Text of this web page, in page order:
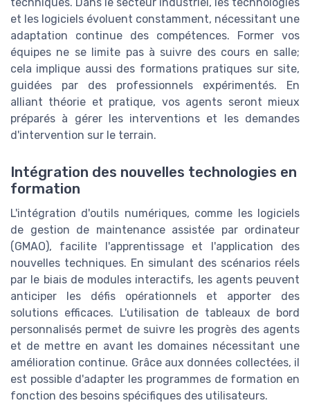
et les logiciels évoluent constamment, nécessitant une
adaptation continue des compétences. Former vos
équipes ne se limite pas à suivre des cours en salle;
cela implique aussi des formations pratiques sur site,
guidées par des professionnels expérimentés. En
alliant théorie et pratique, vos agents seront mieux
préparés à gérer les interventions et les demandes
d'intervention sur le terrain.
Intégration des nouvelles technologies en
formation
L'intégration d'outils numériques, comme les logiciels
de gestion de maintenance assistée par ordinateur
(GMAO), facilite l'apprentissage et l'application des
nouvelles techniques. En simulant des scénarios réels
par le biais de modules interactifs, les agents peuvent
anticiper les défis opérationnels et apporter des
solutions efficaces. L'utilisation de tableaux de bord
personnalisés permet de suivre les progrès des agents
et de mettre en avant les domaines nécessitant une
amélioration continue. Grâce aux données collectées, il
est possible d'adapter les programmes de formation en
fonction des besoins spécifiques des utilisateurs.